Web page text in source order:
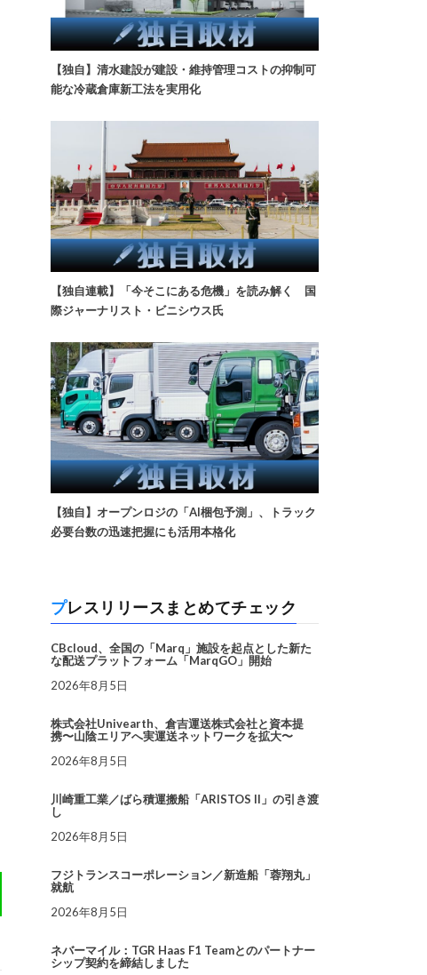
【独自】清水建設が建設・維持管理コストの抑制可
能な冷蔵倉庫新工法を実用化
【独自連載】「今そこにある危機」を読み解く 国
際ジャーナリスト・ビニシウス氏
【独自】オープンロジの「AI梱包予測」、トラック
必要台数の迅速把握にも活用本格化
プレスリリースまとめてチェック
CBcloud、全国の「Marq」施設を起点とした新た
な配送プラットフォーム「MarqGO」開始
2026年8月5日
株式会社Univearth、倉吉運送株式会社と資本提
携〜山陰エリアへ実運送ネットワークを拡大〜
2026年8月5日
川崎重工業／ばら積運搬船「ARISTOS II」の引き渡
し
2026年8月5日
フジトランスコーポレーション／新造船「蓉翔丸」
就航
2026年8月5日
ネバーマイル：TGR Haas F1 Teamとのパートナー
シップ契約を締結しました